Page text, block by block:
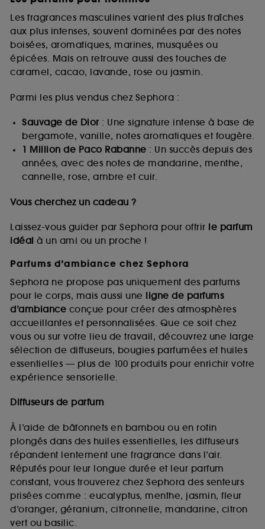
Les fragrances masculines varient des plus fraîches
aux plus intenses, souvent dominées par des notes
boisées, aromatiques, marines, musquées ou
épicées. Mais on retrouve aussi des touches de
caramel, cacao, lavande, rose ou jasmin.
Parmi les plus vendus chez Sephora :
Sauvage de Dior: Une signature intense à base de
bergamote, vanille, notes aromatiques et fougère.
1 Million de Paco Rabanne : Un succès depuis des
années, avec des notes de mandarine, menthe,
cannelle, rose, ambre et cuir.
Vous cherchez un cadeau ?
Laissez-vous guider par Sephora pour offrir le parfum
idéal à un ami ou un proche !
Parfums d’ambiance chez Sephora
Sephora ne propose pas uniquement des parfums
pour le corps, mais aussi une ligne de parfums
d’ambiance conçue pour créer des atmosphères
accueillantes et personnalisées. Que ce soit chez
vous ou sur votre lieu de travail, découvrez une large
sélection de diffuseurs, bougies parfumées et huiles
essentielles — plus de 100 produits pour enrichir votre
expérience sensorielle.
Diffuseurs de parfum
À l’aide de bâtonnets en bambou ou en rotin
plongés dans des huiles essentielles, les diffuseurs
répandent lentement une fragrance dans l’air.
Réputés pour leur longue durée et leur parfum
constant, vous trouverez chez Sephora des senteurs
prisées comme : eucalyptus, menthe, jasmin, fleur
d’oranger, géranium, citronnelle, mandarine, citron
vert ou basilic.